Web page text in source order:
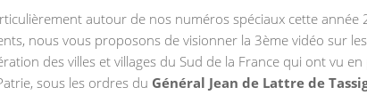
autour de nos numéros spéciaux cette année
nous vous proposons de visionner la 3ème vidéo sur
des villes et villages du Sud de la France qui ont vu
sous les ordres du Général Jean de Lattre de